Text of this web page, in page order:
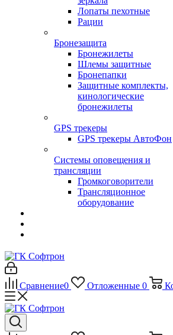
Лопаты пехотные
Рации
Бронезащита
Бронежилеты
Шлемы защитные
Бронепапки
Защитные комплекты,
кинологические
бронежилеты
GPS трекеры
GPS трекеры АвтоФон
Системы оповещения и
трансляции
Громкоговорители
Трансляционное
оборудование
Сравнение0 Отложенные 0